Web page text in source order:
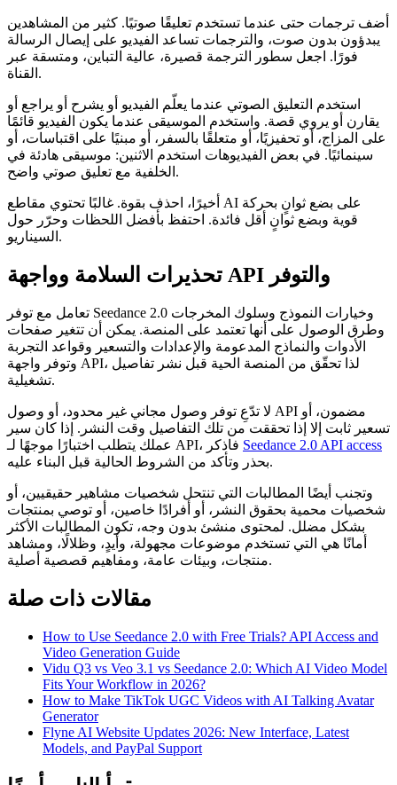
أضف ترجمات حتى عندما تستخدم تعليقًا صوتيًا. كثير من المشاهدين
يبدؤون بدون صوت، والترجمات تساعد الفيديو على إيصال الرسالة
فورًا. اجعل سطور الترجمة قصيرة، عالية التباين، ومتسقة عبر
القناة.
استخدم التعليق الصوتي عندما يعلّم الفيديو أو يشرح أو يراجع أو
يقارن أو يروي قصة. واستخدم الموسيقى عندما يكون الفيديو قائمًا
على المزاج، أو تحفيزيًا، أو متعلقًا بالسفر، أو مبنيًا على اقتباسات، أو
سينمائيًا. في بعض الفيديوهات استخدم الاثنين: موسيقى هادئة في
الخلفية مع تعليق صوتي واضح.
أخيرًا، احذف بقوة. غالبًا تحتوي مقاطع AI على بضع ثوانٍ بحركة
قوية وبضع ثوانٍ أقل فائدة. احتفظ بأفضل اللحظات وحرّر حول
السيناريو.
تحذيرات السلامة وواجهة API والتوفر
تعامل مع توفر Seedance 2.0 وخيارات النموذج وسلوك المخرجات
وطرق الوصول على أنها تعتمد على المنصة. يمكن أن تتغير صفحات
الأدوات والنماذج المدعومة والإعدادات والتسعير وقواعد التجربة
وتوفر واجهة API، لذا تحقّق من المنصة الحية قبل نشر تفاصيل
تشغيلية.
لا تدّعِ توفر وصول مجاني غير محدود، أو وصول API مضمون، أو
تسعير ثابت إلا إذا تحققت من تلك التفاصيل وقت النشر. إذا كان سير
Seedance 2.0 API access
بحذر وتأكد من الشروط الحالية قبل البناء عليه.
وتجنب أيضًا المطالبات التي تنتحل شخصيات مشاهير حقيقيين، أو
شخصيات محمية بحقوق النشر، أو أفرادًا خاصين، أو توصي بمنتجات
بشكل مضلل. لمحتوى منشئ بدون وجه، تكون المطالبات الأكثر
أمانًا هي التي تستخدم موضوعات مجهولة، وأيدٍ، وظلالًا، ومشاهد
منتجات، وبيئات عامة، ومفاهيم قصصية أصلية.
مقالات ذات صلة
How to Use Seedance 2.0 with Free Trials? API Access and
Video Generation Guide
Vidu Q3 vs Veo 3.1 vs Seedance 2.0: Which AI Video Model
Fits Your Workflow in 2026?
How to Make TikTok UGC Videos with AI Talking Avatar
Generator
Flyne AI Website Updates 2026: New Interface, Latest
Models, and PayPal Support